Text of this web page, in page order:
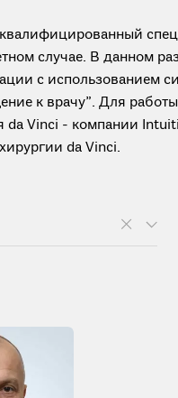
случае. В данном
с использованием
к врачу”. Для
da Vinci - компании
da Vinci.